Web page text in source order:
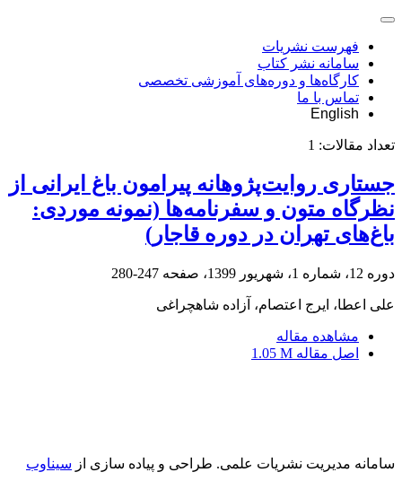
فهرست نشریات
سامانه نشر کتاب
کارگاه‌ها و دوره‌های آموزشی تخصصی
تماس با ما
English
تعداد مقالات: 1
جستاری روایت‌پژوهانه پیرامون باغ ایرانی از
نظرگاه متون و سفرنامه‌ها (نمونه موردی:
باغ‌های تهران در دوره قاجار)
دوره 12، شماره 1، شهریور 1399، صفحه 247-280
علی اعطا، ایرج اعتصام، آزاده شاهچراغی
مشاهده مقاله
اصل مقاله 1.05 M
سامانه مدیریت نشریات علمی. طراحی و پیاده سازی از سیناوب